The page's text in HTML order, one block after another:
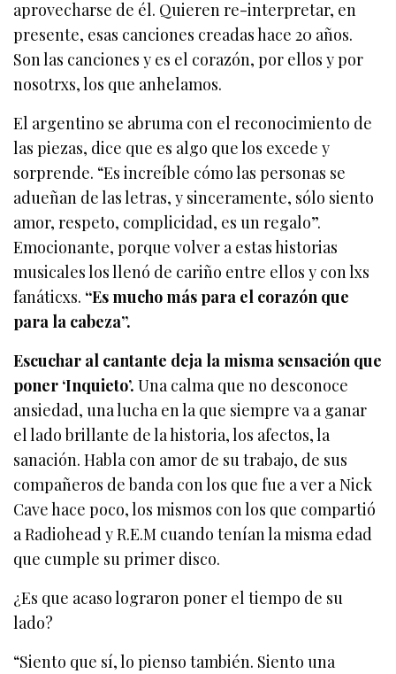
aprovecharse de él. Quieren re-interpretar, en
presente, esas canciones creadas hace 20 años.
Son las canciones y es el corazón, por ellos y por
nosotrxs, los que anhelamos.
El argentino se abruma con el reconocimiento de
las piezas, dice que es algo que los excede y
sorprende. “Es increíble cómo las personas se
adueñan de las letras, y sinceramente, sólo siento
amor, respeto, complicidad, es un regalo”.
Emocionante, porque volver a estas historias
musicales los llenó de cariño entre ellos y con lxs
fanáticxs. “Es mucho más para el corazón que
para la cabeza”.
Escuchar al cantante deja la misma sensación que
poner ‘Inquieto’. Una calma que no desconoce
ansiedad, una lucha en la que siempre va a ganar
el lado brillante de la historia, los afectos, la
sanación. Habla con amor de su trabajo, de sus
compañeros de banda con los que fue a ver a Nick
Cave hace poco, los mismos con los que compartió
a Radiohead y R.E.M cuando tenían la misma edad
que cumple su primer disco.
¿Es que acaso lograron poner el tiempo de su
lado?
“Siento que sí, lo pienso también. Siento una